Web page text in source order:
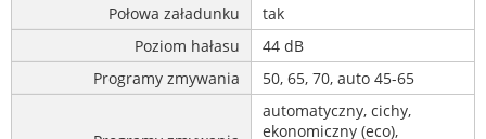
Połowa załadunku
tak
Poziom hałasu
44 dB
Programy zmywania
50, 65, 70, auto 45-65
automatyczny, cichy,
ekonomiczny (eco),